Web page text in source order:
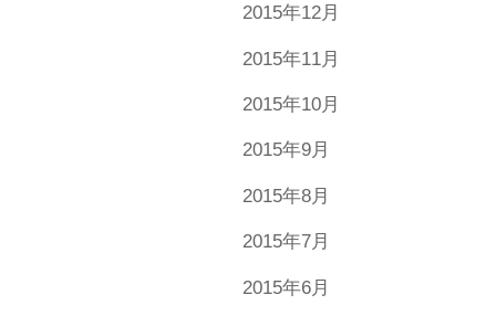
2015年12月
2015年11月
2015年10月
2015年9月
2015年8月
2015年7月
2015年6月